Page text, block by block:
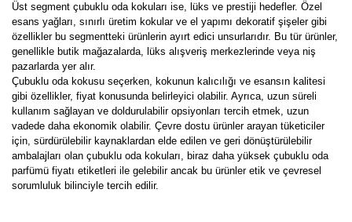
Üst segment çubuklu oda kokuları ise, lüks ve prestiji hedefler. Özel
esans yağları, sınırlı üretim kokular ve el yapımı dekoratif şişeler gibi
özellikler bu segmentteki ürünlerin ayırt edici unsurlarıdır. Bu tür ürünler,
genellikle butik mağazalarda, lüks alışveriş merkezlerinde veya niş
pazarlarda yer alır.
Çubuklu oda kokusu seçerken, kokunun kalıcılığı ve esansın kalitesi
gibi özellikler, fiyat konusunda belirleyici olabilir. Ayrıca, uzun süreli
kullanım sağlayan ve doldurulabilir opsiyonları tercih etmek, uzun
vadede daha ekonomik olabilir. Çevre dostu ürünler arayan tüketiciler
için, sürdürülebilir kaynaklardan elde edilen ve geri dönüştürülebilir
ambalajları olan çubuklu oda kokuları, biraz daha yüksek çubuklu oda
parfümü fiyatı etiketleri ile gelebilir ancak bu ürünler etik ve çevresel
sorumluluk bilinciyle tercih edilir.